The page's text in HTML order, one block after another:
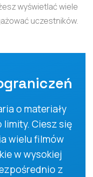
wyświetlać wiele
uczestników.
o materiały
Ciesz się
wielu filmów
w wysokiej
z